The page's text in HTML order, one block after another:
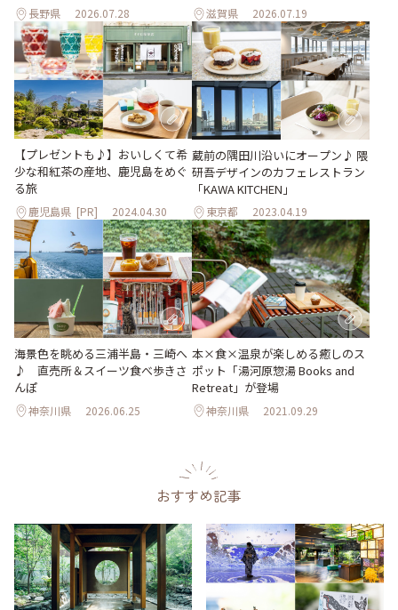
長野県 2026.07.28 滋賀県 2026.07.19
【プレゼントも♪】おいしくて希
少な和紅茶の産地、鹿児島をめぐ
る旅
鹿児島県 [PR] 2024.04.30
蔵前の隅田川沿いにオープン♪ 隈
研吾デザインのカフェレストラン
「KAWA KITCHEN」
東京都 2023.04.19
海景色を眺める三浦半島・三崎へ
♪ 直売所＆スイーツ食べ歩きさ
んぽ
神奈川県 2026.06.25
本×食×温泉が楽しめる癒しのス
ポット「湯河原惣湯 Books and
Retreat」が登場
神奈川県 2021.09.29
おすすめ記事